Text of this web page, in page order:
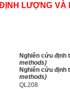
LƯỢNG
Nghiên cứu định
methods)
Nghiên cứu định
methods)
QL208